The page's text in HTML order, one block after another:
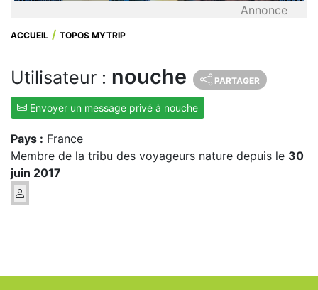
Annonce
ACCUEIL TOPOS MYTRIP
Utilisateur : nouche PARTAGER
Envoyer un message privé à nouche
Pays : France
Membre de la tribu des voyageurs nature depuis le 30
juin 2017